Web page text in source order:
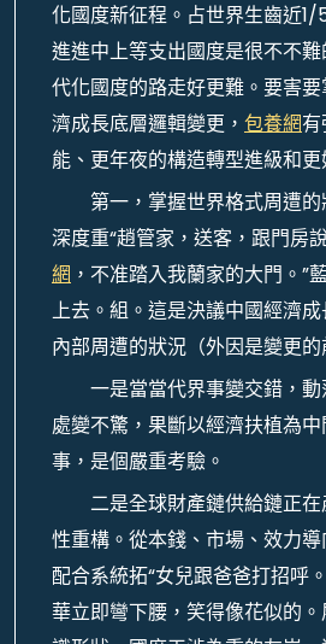
化國度新征程。占世界生齒近1/
進進中上等支出國度是很不不
代化國度的路走好更難。要害要
濟成長底層邏輯變更， 包養網
能、更年夜的構造轉型進級和更
第一，掌握世界格式周遭的
深度重“趙管家，送客，跟門房
網 ，不准踏入我蘭家的大門。”
上去。組。這是決議中國經濟
內部周遭的狀況（外因是變更的
一是當當代界事變交錯，
處變不驚，果斷以經濟扶植為
事，是個嚴重考驗。
二是全球財產鏈供給鏈正
性重構。從本錢、市場、效力
配合系統拓“女兒跟爸爸打招呼
華立即彎下腰，笑得像花似的